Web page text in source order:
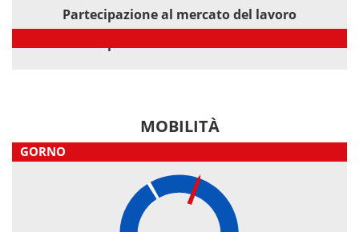
Partecipazione al mercato del lavoro
MOBILITÀ
GORNO